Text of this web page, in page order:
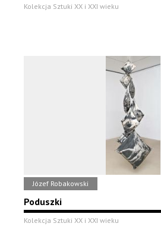
Kolekcja Sztuki XX i XXI wieku
Józef Robakowski
Poduszki
Kolekcja Sztuki XX i XXI wieku